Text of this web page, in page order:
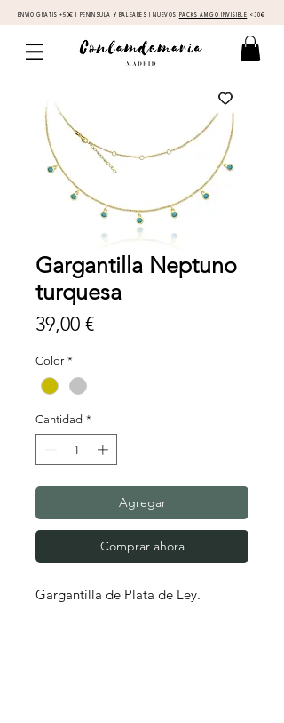
ENVÍO GRATIS +50€ I PENINSULA Y BALEARES I NUEVOS PACKS AMIGO INVISIBLE <30€
Gargantilla Neptuno
turquesa
39,00 €Precio
Color *
Cantidad *
Agregar
Comprar ahora
Gargantilla de Plata de Ley.